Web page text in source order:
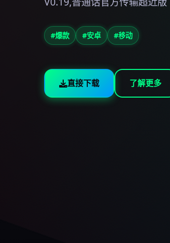
#爆款 #安卓 #移动
直接下载 了解更多